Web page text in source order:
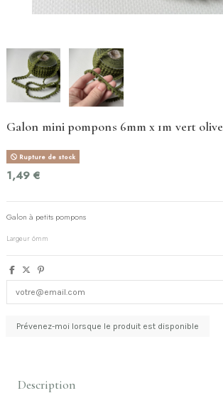
Galon mini pompons 6mm x 1m vert olive
Rupture de stock
1,49 €
Galon à petits pompons
Largeur 6mm
Description